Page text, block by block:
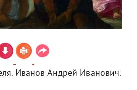
Иванов Андрей Иванович.